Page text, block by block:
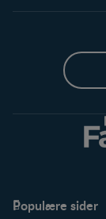
Populære sider